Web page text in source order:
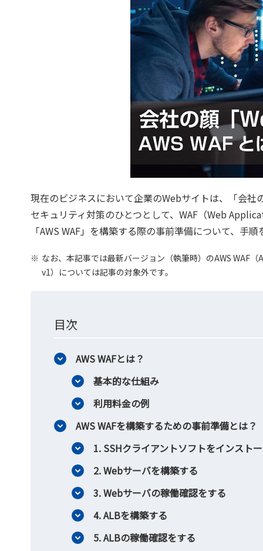
現在のビジネスにおいて企業のWebサイトは、「会
セキュリティ対策のひとつとして、WAF（Web
「AWS WAF」を構築する際の事前準備について、手
※ なお、本記事では最新バージョン（執筆時）のAWS WAF（
v1）については記事の対象外です。
目次
AWS WAFとは？
基本的な仕組み
利用料金の例
AWS WAFを構築するための事前準備とは？
1. SSHクライアントソフトをインスト
2. Webサーバを構築する
3. Webサーバの稼働確認をする
4. ALBを構築する
5. ALBの稼働確認をする